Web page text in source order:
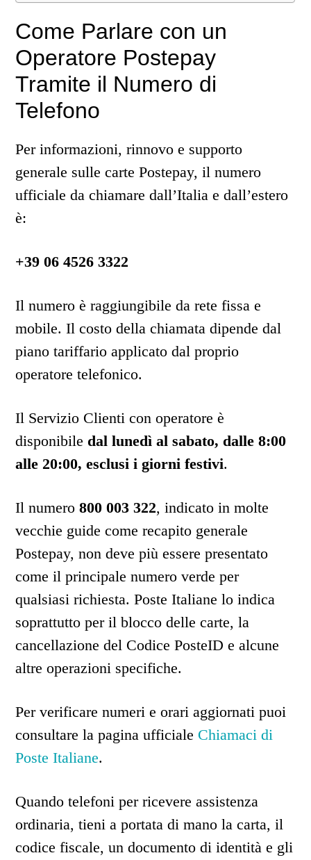
Come Parlare con un
Operatore Postepay
Tramite il Numero di
Telefono
Per informazioni, rinnovo e supporto
generale sulle carte Postepay, il numero
ufficiale da chiamare dall’Italia e dall’estero
è:
+39 06 4526 3322
Il numero è raggiungibile da rete fissa e
mobile. Il costo della chiamata dipende dal
piano tariffario applicato dal proprio
operatore telefonico.
Il Servizio Clienti con operatore è
disponibile dal lunedì al sabato, dalle 8:00
alle 20:00, esclusi i giorni festivi.
Il numero800 003 322, indicato in molte
vecchie guide come recapito generale
Postepay, non deve più essere presentato
come il principale numero verde per
qualsiasi richiesta. Poste Italiane lo indica
soprattutto per il blocco delle carte, la
cancellazione del Codice PosteID e alcune
altre operazioni specifiche.
Per verificare numeri e orari aggiornati puoi
consultare la pagina ufficiale Chiamaci di
Poste Italiane.
Quando telefoni per ricevere assistenza
ordinaria, tieni a portata di mano la carta, il
codice fiscale, un documento di identità e gli